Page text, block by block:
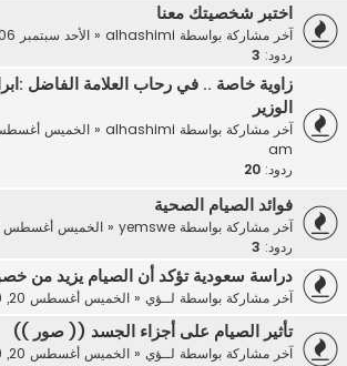
اختبر شخصيتك معنا
آخر مشاركة بواسطة alhashimi
« الأحد سبتمبر 06, 2009 6:40 am
ردود: 3
زاوية خاصة .. في رحاب العلامة الفاضل
الوزير
آخر مشاركة بواسطة alhashimi
«
am
ردود: 20
فوائد الصيام الصحية
آخر مشاركة بواسطة yemswe
« الخميس أغسطس 20, 2009 11:53 pm
ردود: 3
دراسة سعودية تؤكد أن الصيام يزيد من
آخر مشاركة بواسطة لــؤي« الخميس أغسطس 20, 2009 10:50 am
تأثير الصيام على أجزاء الجسد (( صور ))
آخر مشاركة بواسطة لــؤي« الخميس أغسطس 20, 2009 10:43 am